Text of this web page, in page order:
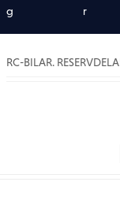
g
r
RC-BILAR.